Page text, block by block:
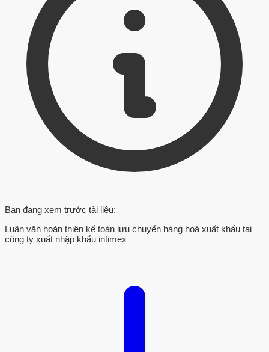
Bạn đang xem trước tài liệu:
Luận văn hoàn thiện kế toán lưu chuyển hàng hoá xuất khẩu tại
công ty xuất nhập khẩu intimex